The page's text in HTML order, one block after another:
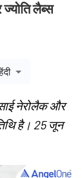
लैब्स
नेरोलैक और
है। 25 जून